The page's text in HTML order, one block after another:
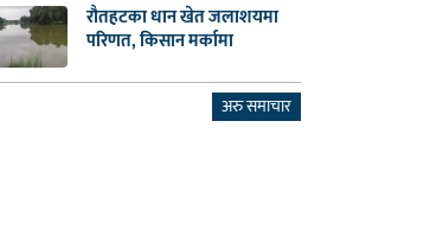
रौतहटका धान खेत जलाशयमा
परिणत, किसान मर्कामा
अरु समाचार